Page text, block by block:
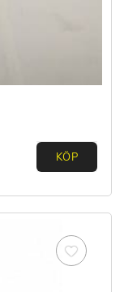
KÖP